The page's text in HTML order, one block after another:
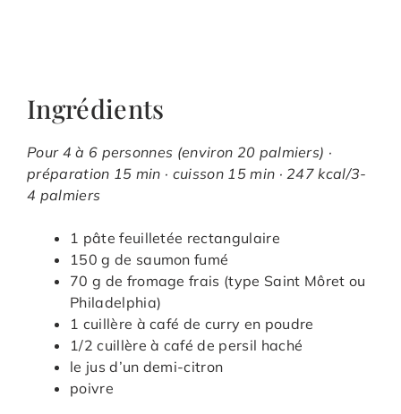
Ingrédients
Pour 4 à 6 personnes (environ 20 palmiers) ·
préparation 15 min · cuisson 15 min · 247 kcal/3-
4 palmiers
1 pâte feuilletée rectangulaire
150 g de saumon fumé
70 g de fromage frais (type Saint Môret ou
Philadelphia)
1 cuillère à café de curry en poudre
1/2 cuillère à café de persil haché
le jus d’un demi-citron
poivre